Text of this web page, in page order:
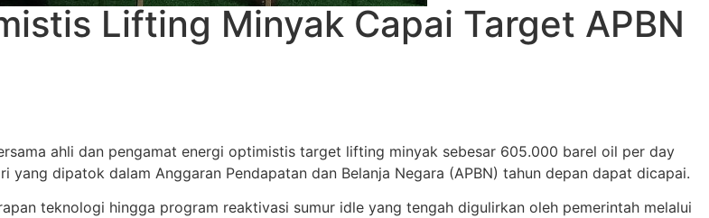
Lifting Minyak Capai Target APBN
ahli dan pengamat energi optimistis target lifting minyak sebesar 605.000 barel oil per day
dipatok dalam Anggaran Pendapatan dan Belanja Negara (APBN) tahun depan dapat dicapai.
teknologi hingga program reaktivasi sumur idle yang tengah digulirkan oleh pemerintah melalui